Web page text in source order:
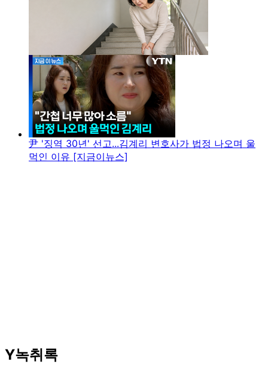
尹 '징역 30년' 선고...김계리 변호사가 법정 나오며 울
먹인 이유 [지금이뉴스]
Y녹취록